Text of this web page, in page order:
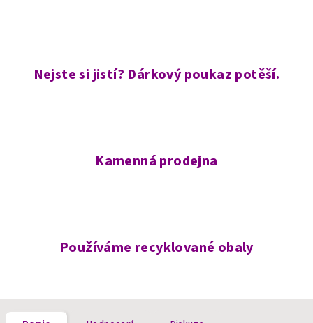
Nejste si jistí? Dárkový poukaz potěší.
Kamenná prodejna
Používáme recyklované obaly